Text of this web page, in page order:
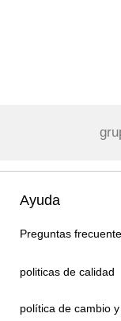
Ayuda
Preguntas
politicas de calidad
política de cambio